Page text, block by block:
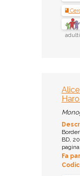
BD,
Fa